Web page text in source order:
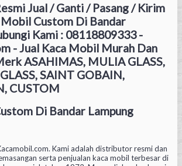
Jual / Ganti / Pasang / Kirim
Custom Di Bandar
Kami : 08118809333 -
- Jual Kaca Mobil Murah Dan
ASAHIMAS, MULIA GLASS,
SAINT GOBAIN,
CUSTOM
Di Bandar Lampung
Kami adalah distributor resmi dan
serta penjualan kaca mobil terbesar di